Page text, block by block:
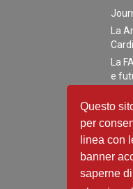
Questo
per
linea con
banner
saperne
La
La
e
di